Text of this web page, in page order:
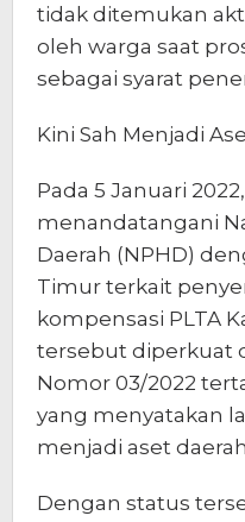
tidak ditemukan
oleh warga saat
sebagai syarat
Kini Sah Menjadi
Pada 5 Januari
menandatangani
Daerah (NPHD)
Timur terkait
kompensasi PLTA
tersebut diperkuat
Nomor 03/2022
yang menyatakan
menjadi aset
Dengan status